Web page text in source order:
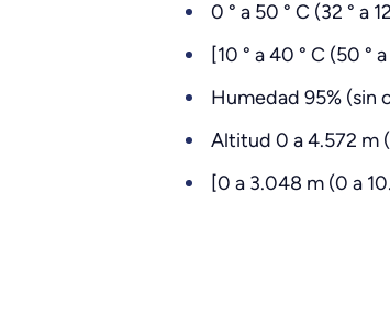
0 ° a 50 ° C (32 ° a
[10 ° a 40 ° C (50 °
Humedad 95% (sin
Altitud 0 a 4.572 m
[0 a 3.048 m (0 a